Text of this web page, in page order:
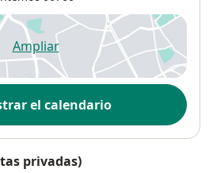
Ampliarse abre en una nueva
el calendario
privadas)